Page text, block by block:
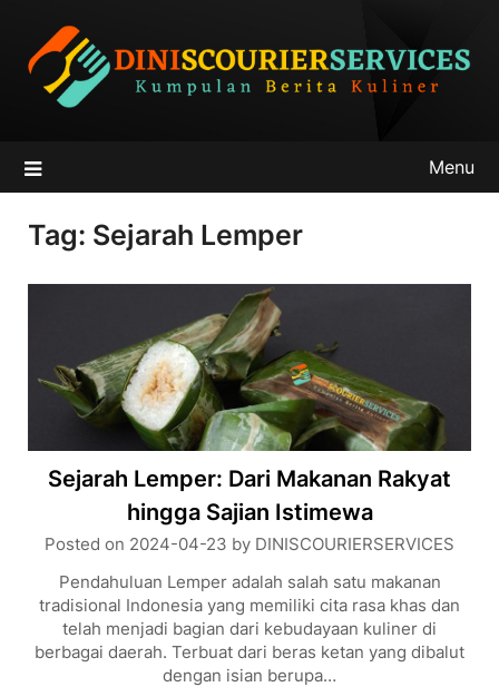
content
Menu
Tag: Sejarah Lemper
Sejarah Lemper: Dari Makanan Rakyat
hingga Sajian Istimewa
Posted on 2024-04-23 by DINISCOURIERSERVICES
Pendahuluan Lemper adalah salah satu makanan
tradisional Indonesia yang memiliki cita rasa khas dan
telah menjadi bagian dari kebudayaan kuliner di
berbagai daerah. Terbuat dari beras ketan yang dibalut
dengan isian berupa…